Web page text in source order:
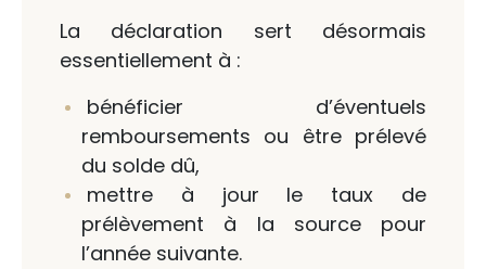
La déclaration sert désormais
essentiellement à :
bénéficier d’éventuels
remboursements ou être prélevé
du solde dû,
mettre à jour le taux de
prélèvement à la source pour
l’année suivante.